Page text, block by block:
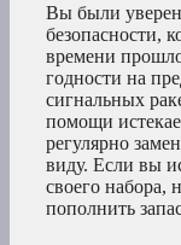
Вы были
безопасности,
времени
годности на
сигнальных
помощи
регулярно
виду. Если вы
своего набора,
пополнить